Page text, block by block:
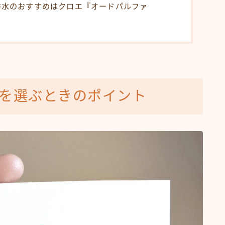
のおすすめはクロエ『オードパルファ
選ぶときのポイント